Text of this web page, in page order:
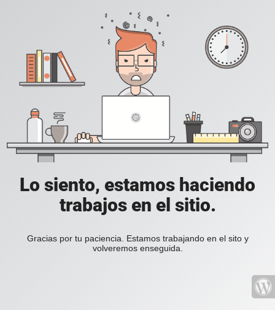
Lo siento, estamos haciendo
trabajos en el sitio.
Gracias por tu paciencia. Estamos trabajando en el sito y
volveremos enseguida.